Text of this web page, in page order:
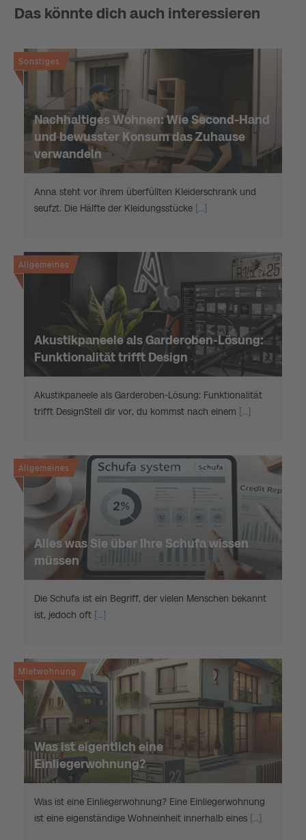
Das könnte dich auch interessieren
Sonstiges
Nachhaltiges Wohnen: Wie Second-Hand
und bewusster Konsum das Zuhause
verwandeln
Anna steht vor ihrem überfüllten Kleiderschrank und
seufzt. Die Hälfte der Kleidungsstücke [...]
Allgemeines
Akustikpaneele als Garderoben-Lösung:
Funktionalität trifft Design
Akustikpaneele als Garderoben-Lösung: Funktionalität
trifft DesignStell dir vor, du kommst nach einem [...]
Allgemeines
Alles was Sie über Ihre Schufa wissen
müssen
Die Schufa ist ein Begriff, der vielen Menschen bekannt
ist, jedoch oft [...]
Mietwohnung
Was ist eigentlich eine
Einliegerwohnung?
Was ist eine Einliegerwohnung? Eine Einliegerwohnung
ist eine eigenständige Wohneinheit innerhalb eines [...]